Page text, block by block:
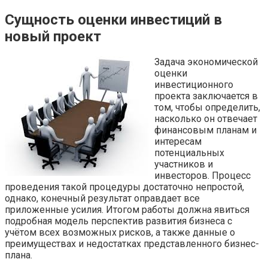
Сущность оценки инвестиций в
новый проект
Задача экономической
оценки
инвестиционного
проекта заключается в
том, чтобы определить,
насколько он отвечает
финансовым планам и
интересам
потенциальных
участников и
инвесторов. Процесс
проведения такой процедуры достаточно непростой,
однако, конечный результат оправдает все
приложенные усилия. Итогом работы должна явиться
подробная модель перспектив развития бизнеса с
учётом всех возможных рисков, а также данные о
преимуществах и недостатках представленного бизнес-
плана.